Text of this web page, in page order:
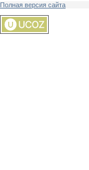
Полная версия сайта